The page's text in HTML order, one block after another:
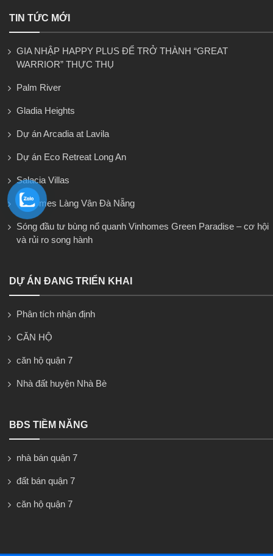
TIN TỨC MỚI
GIA NHẬP HAPPY PLUS ĐỂ TRỞ THÀNH “GREAT
WARRIOR” THỰC THỤ
Palm River
Gladia Heights
Dự án Arcadia at Lavila
Dự án Eco Retreat Long An
Salacia Villas
Vinhomes Làng Vân Đà Nẵng
Sóng đầu tư bùng nổ quanh Vinhomes Green Paradise – cơ hội
và rủi ro song hành
DỰ ÁN ĐANG TRIỂN KHAI
Phân tích nhận định
CĂN HỘ
căn hộ quận 7
Nhà đất huyện Nhà Bè
BĐS TIỀM NĂNG
nhà bán quận 7
đất bán quận 7
căn hộ quận 7